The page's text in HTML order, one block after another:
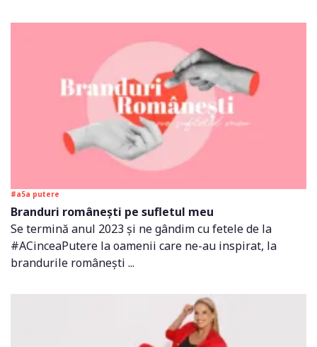
#a5a putere
Branduri românești pe sufletul meu
Se termină anul 2023 și ne gândim cu fetele de la
#ACinceaPutere la oamenii care ne-au inspirat, la
brandurile românești ...